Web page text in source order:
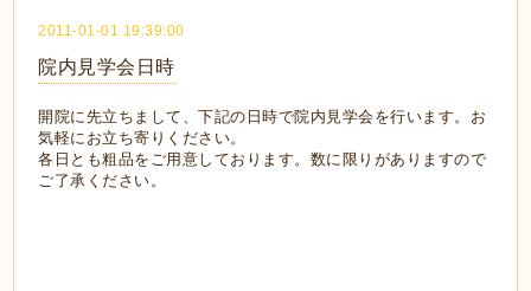
2011-01-01 19:39:00
院内見学会日時
開院に先立ちまして、下記の日時で院内見学会を行います。お
気軽にお立ち寄りください。
各日とも粗品をご用意しております。数に限りがありますので
ご了承ください。